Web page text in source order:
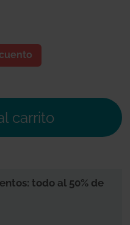
carrito
todo al 50% de